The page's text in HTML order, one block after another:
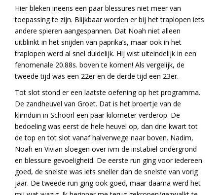
Hier bleken ineens een paar blessures niet meer van
toepassing te zijn. Blijkbaar worden er bij het traplopen iets
andere spieren aangespannen. Dat Noah niet alleen
uitblinkt in het snijden van paprika’s, maar ook in het
traplopen werd al snel duidelijk. Hij wist uiteindelijk in een
fenomenale 20.88s. boven te komen! Als vergelijk, de
tweede tijd was een 22er en de derde tijd een 23er.
Tot slot stond er een laatste oefening op het programma.
De zandheuvel van Groet. Dat is het broertje van de
klimduin in Schoorl een paar kilometer verderop. De
bedoeling was eerst de hele heuvel op, dan drie kwart tot
de top en tot slot vanaf halverwege naar boven. Nadim,
Noah en Vivian sloegen over ivm de instabiel ondergrond
en blessure gevoeligheid. De eerste run ging voor iedereen
goed, de snelste was iets sneller dan de snelste van vorig
jaar. De tweede run ging ook goed, maar daarna werd het